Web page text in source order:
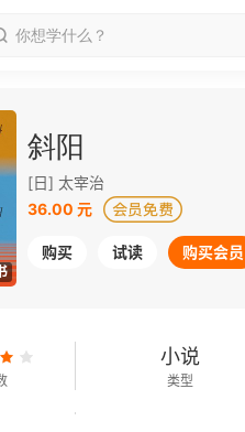
斜阳
[日] 太宰治
36.00 元
购买 试读 购买会员
小说
类型